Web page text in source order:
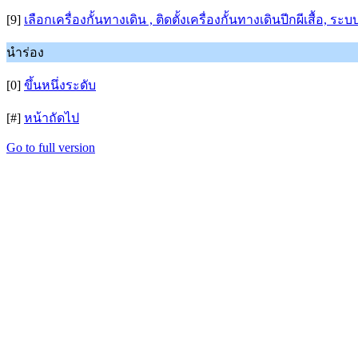
[9] เลือกเครื่องกั้นทางเดิน , ติดตั้งเครื่องกั้นทางเดินปีกผีเสื้อ, ระ
นำร่อง
[0] ขึ้นหนึ่งระดับ
[#] หน้าถัดไป
Go to full version